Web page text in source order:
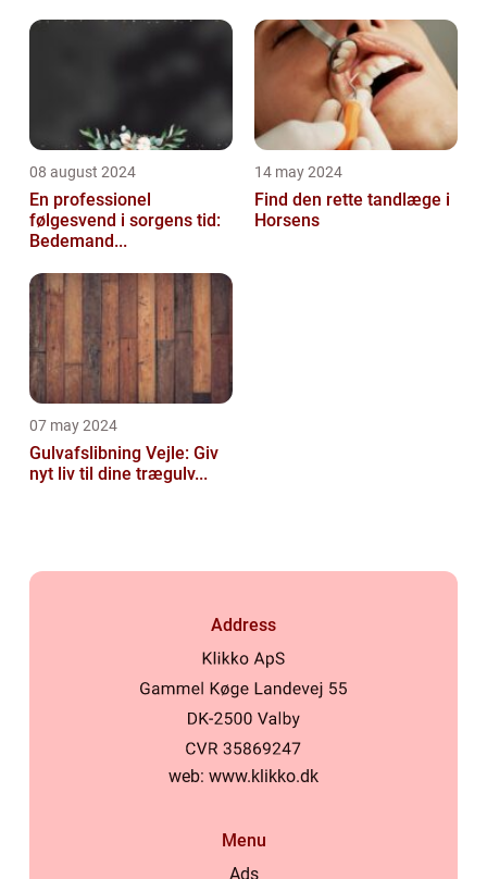
08 august 2024
En professionel
følgesvend i sorgens tid:
Bedemand...
14 may 2024
Find den rette tandlæge i
Horsens
07 may 2024
Gulvafslibning Vejle: Giv
nyt liv til dine trægulv...
Address
web: www.klikko.dk
Menu
Ads